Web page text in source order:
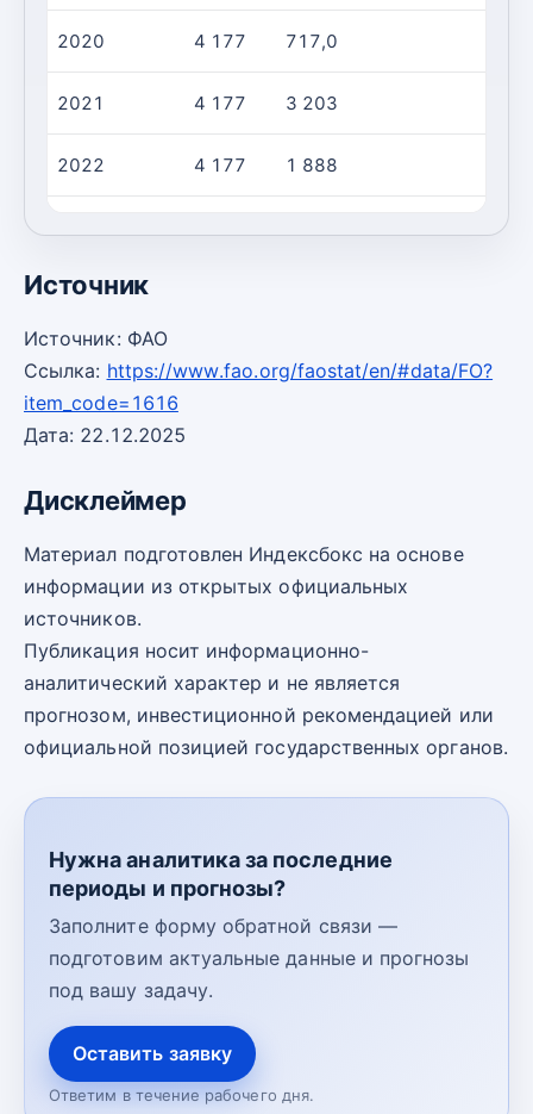
2020 4 177 717,0
2021 4 177 3 203
2022 4 177 1 888
Источник
Источник: ФАО
Ссылка: https://www.fao.org/faostat/en/#data/FO?
item_code=1616
Дата: 22.12.2025
Дисклеймер
Материал подготовлен Индексбокс на основе
информации из открытых официальных
источников.
Публикация носит информационно-
аналитический характер и не является
прогнозом, инвестиционной рекомендацией или
официальной позицией государственных органов.
Нужна аналитика за последние
периоды и прогнозы?
Заполните форму обратной связи —
подготовим актуальные данные и прогнозы
под вашу задачу.
Оставить заявку
Ответим в течение рабочего дня.